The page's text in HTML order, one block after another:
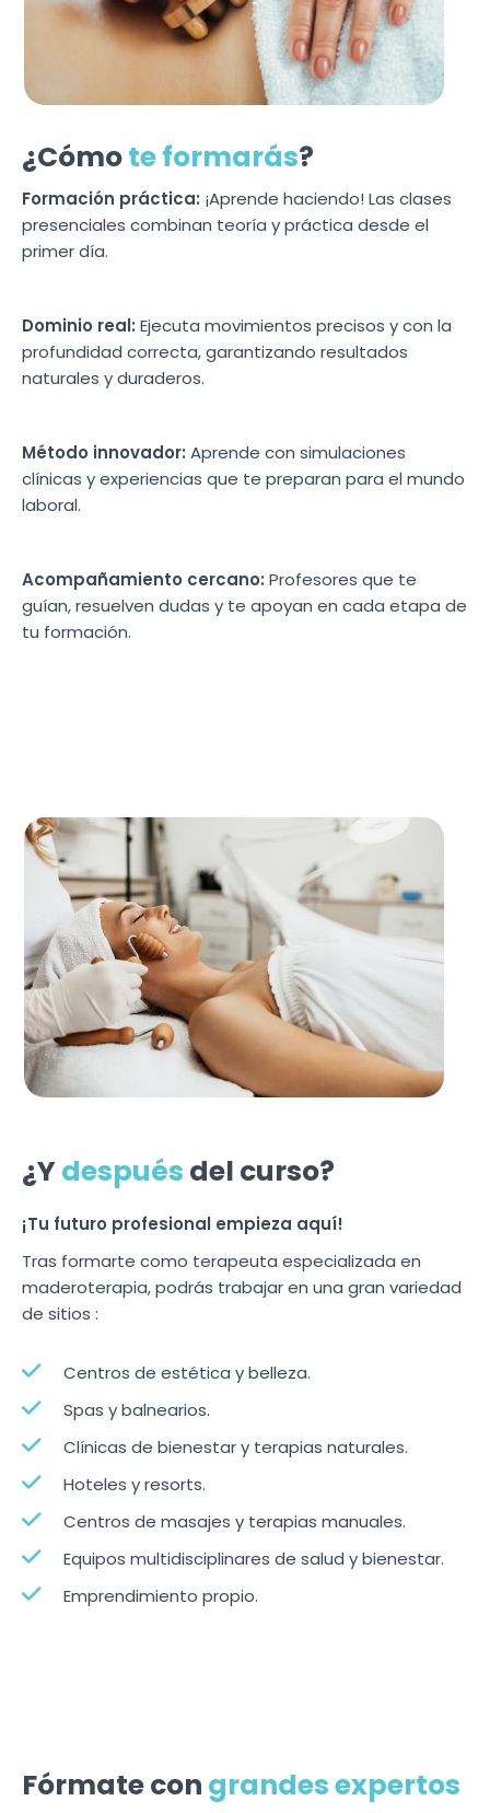
¿Cómote formarás?
Formación práctica: ¡Aprende haciendo! Las clases
presenciales combinan teoría y práctica desde el
primer día.
Dominio real: Ejecuta movimientos precisos y con la
profundidad correcta, garantizando resultados
naturales y duraderos.
Método innovador: Aprende con simulaciones
clínicas y experiencias que te preparan para el mundo
laboral.
Acompañamiento cercano: Profesores que te
guían, resuelven dudas y te apoyan en cada etapa de
tu formación.
¿Ydespués del curso?
¡Tu futuro profesional empieza aquí!
Tras formarte como terapeuta especializada en
maderoterapia, podrás trabajar en una gran variedad
de sitios :
Centros de estética y belleza.
Spas y balnearios.
Clínicas de bienestar y terapias naturales.
Hoteles y resorts.
Centros de masajes y terapias manuales.
Equipos multidisciplinares de salud y bienestar.
Emprendimiento propio.
Fórmate con grandes expertos